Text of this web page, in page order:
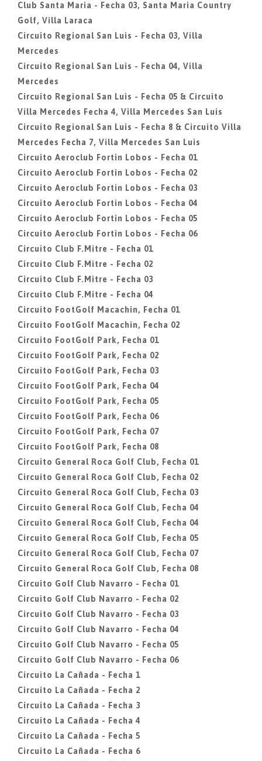
Club Santa Maria - Fecha 03, Santa Maria Country
Golf, Villa Laraca
Circuito Regional San Luis - Fecha 03, Villa
Mercedes
Circuito Regional San Luis - Fecha 04, Villa
Mercedes
Circuito Regional San Luis - Fecha 05 & Circuito
Villa Mercedes Fecha 4, Villa Mercedes San Luis
Circuito Regional San Luis - Fecha 8 & Circuito Villa
Mercedes Fecha 7, Villa Mercedes San Luis
Circuito Aeroclub Fortin Lobos - Fecha 01
Circuito Aeroclub Fortin Lobos - Fecha 02
Circuito Aeroclub Fortin Lobos - Fecha 03
Circuito Aeroclub Fortin Lobos - Fecha 04
Circuito Aeroclub Fortin Lobos - Fecha 05
Circuito Aeroclub Fortin Lobos - Fecha 06
Circuito Club F.Mitre - Fecha 01
Circuito Club F.Mitre - Fecha 02
Circuito Club F.Mitre - Fecha 03
Circuito Club F.Mitre - Fecha 04
Circuito FootGolf Macachin, Fecha 01
Circuito FootGolf Macachin, Fecha 02
Circuito FootGolf Park, Fecha 01
Circuito FootGolf Park, Fecha 02
Circuito FootGolf Park, Fecha 03
Circuito FootGolf Park, Fecha 04
Circuito FootGolf Park, Fecha 05
Circuito FootGolf Park, Fecha 06
Circuito FootGolf Park, Fecha 07
Circuito FootGolf Park, Fecha 08
Circuito General Roca Golf Club, Fecha 01
Circuito General Roca Golf Club, Fecha 02
Circuito General Roca Golf Club, Fecha 03
Circuito General Roca Golf Club, Fecha 04
Circuito General Roca Golf Club, Fecha 04
Circuito General Roca Golf Club, Fecha 05
Circuito General Roca Golf Club, Fecha 07
Circuito General Roca Golf Club, Fecha 08
Circuito Golf Club Navarro - Fecha 01
Circuito Golf Club Navarro - Fecha 02
Circuito Golf Club Navarro - Fecha 03
Circuito Golf Club Navarro - Fecha 04
Circuito Golf Club Navarro - Fecha 05
Circuito Golf Club Navarro - Fecha 06
Circuito La Cañada - Fecha 1
Circuito La Cañada - Fecha 2
Circuito La Cañada - Fecha 3
Circuito La Cañada - Fecha 4
Circuito La Cañada - Fecha 5
Circuito La Cañada - Fecha 6